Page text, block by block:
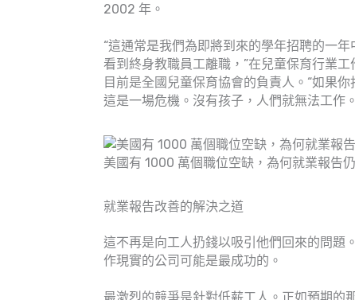
2002 年。
“這通常是我們為即將到來的學年招聘的一
看到終身教職員工離職，”在兒童保育行業
目前是全國兒童保育協會的負責人。“如果
這是一場危機。沒有孩子，人們就無法工作
美國有 1000 萬個職位空缺，為何就業報告
就業報告改善的解決之道
這不再是向工人扔錢以吸引他們回來的問題
作現實的公司可能是最成功的。